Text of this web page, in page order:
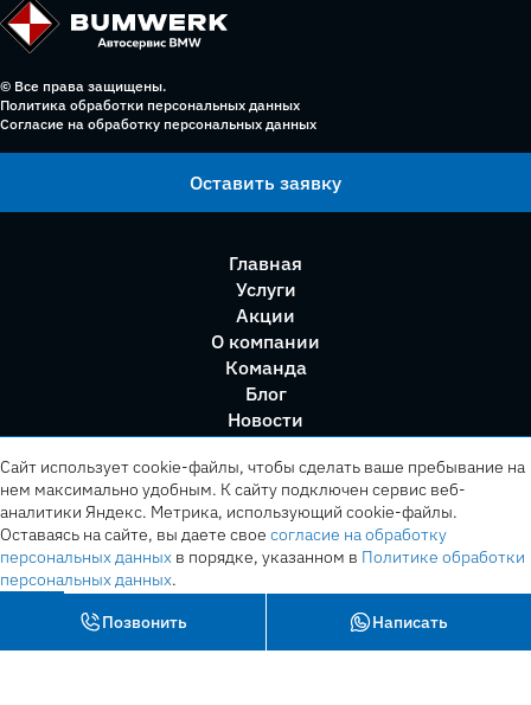
© Все права защищены.
Политика обработки персональных данных
Согласие на обработку персональных данных
Оставить заявку
Главная
Услуги
Акции
О компании
Команда
Блог
Новости
Позвонить Написать
Сайт использует cookie-файлы, чтобы сделать ваше пребывание на
нем максимально удобным. К cайту подключен сервис веб-
аналитики Яндекс. Метрика, использующий cookie-файлы.
Оставаясь на сайте, вы даете свое согласие на обработку
персональных данных в порядке, указанном в Политике обработки
персональных данных.